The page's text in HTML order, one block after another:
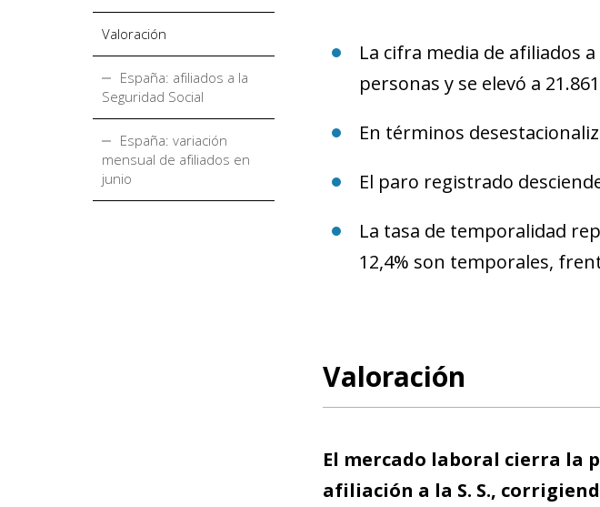
Valoración
España: afiliados a la
Seguridad Social
España: variación
mensual de afiliados en
junio
La cifra media de afiliados
personas y se elevó a
En términos
El paro registrado
La tasa de temporalidad
12,4% son temporales,
Valoración
El mercado laboral cierra la
afiliación a la S. S.,